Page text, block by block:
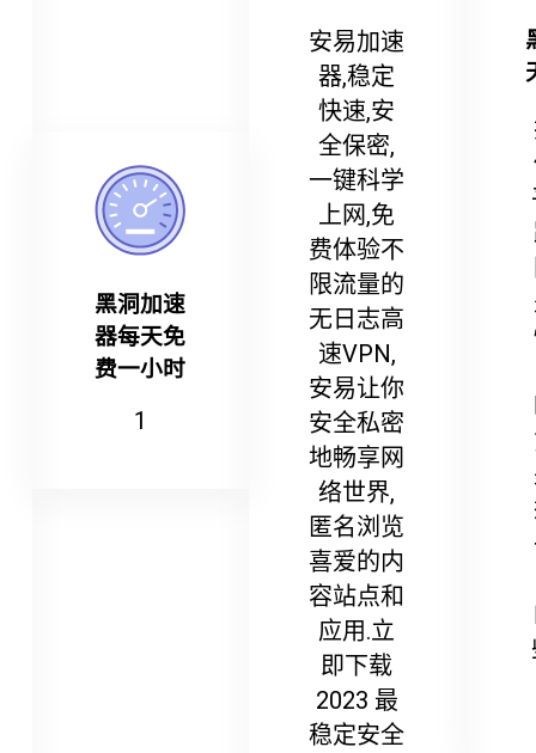
黑洞加速
器每天免
费一小时
1
安易加速
器,稳定
快速,安
全保密,
一键科学
上网,免
费体验不
限流量的
无日志高
速VPN,
安易让你
安全私密
地畅享网
络世界,
匿名浏览
喜爱的内
容站点和
应用.立
即下载
2023 最
稳定安全